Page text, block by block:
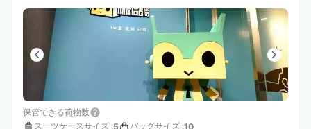
保管できる荷物数
スーツケースサイズ :5 バッグサイズ :10